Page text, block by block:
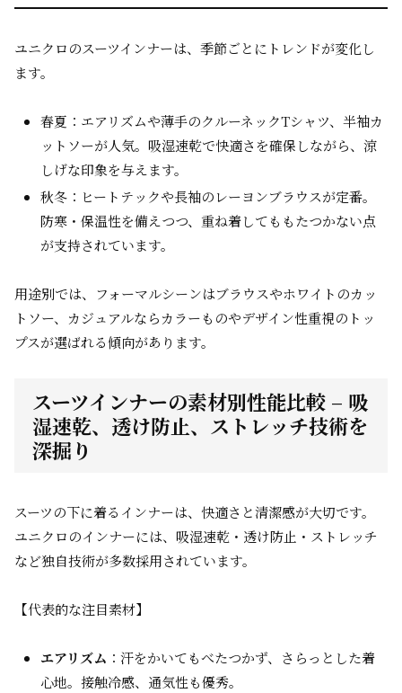
ユニクロのスーツインナーは、季節ごとにトレンドが変化し
ます。
春夏：エアリズムや薄手のクルーネックTシャツ、半袖カ
ットソーが人気。吸湿速乾で快適さを確保しながら、涼
しげな印象を与えます。
秋冬：ヒートテックや長袖のレーヨンブラウスが定番。
防寒・保温性を備えつつ、重ね着してももたつかない点
が支持されています。
用途別では、フォーマルシーンはブラウスやホワイトのカッ
トソー、カジュアルならカラーものやデザイン性重視のトッ
プスが選ばれる傾向があります。
スーツインナーの素材別性能比較 – 吸
湿速乾、透け防止、ストレッチ技術を
深掘り
スーツの下に着るインナーは、快適さと清潔感が大切です。
ユニクロのインナーには、吸湿速乾・透け防止・ストレッチ
など独自技術が多数採用されています。
【代表的な注目素材】
エアリズム ：汗をかいてもべたつかず、さらっとした着
心地。接触冷感、通気性も優秀。